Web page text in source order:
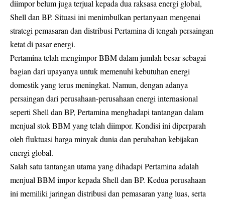
diimpor belum juga terjual kepada dua raksasa energi global,
Shell dan BP. Situasi ini menimbulkan pertanyaan mengenai
strategi pemasaran dan distribusi Pertamina di tengah persaingan
ketat di pasar energi.
Pertamina telah mengimpor BBM dalam jumlah besar sebagai
bagian dari upayanya untuk memenuhi kebutuhan energi
domestik yang terus meningkat. Namun, dengan adanya
persaingan dari perusahaan-perusahaan energi internasional
seperti Shell dan BP, Pertamina menghadapi tantangan dalam
menjual stok BBM yang telah diimpor. Kondisi ini diperparah
oleh fluktuasi harga minyak dunia dan perubahan kebijakan
energi global.
Salah satu tantangan utama yang dihadapi Pertamina adalah
menjual BBM impor kepada Shell dan BP. Kedua perusahaan
ini memiliki jaringan distribusi dan pemasaran yang luas, serta